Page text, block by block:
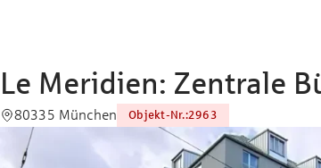
Le Meridien: Zentrale
80335 München Objekt-Nr.:2963